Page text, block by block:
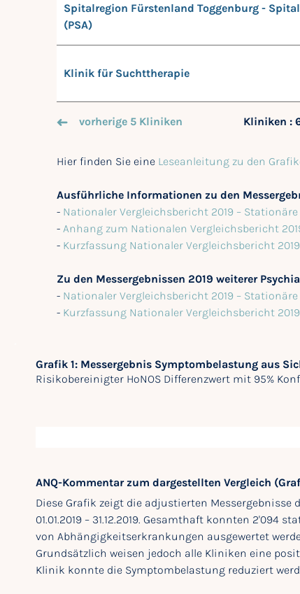
Spitalregion Fürstenland Toggenburg -
(PSA)
Klinik für Suchttherapie
vorherige 5 Kliniken Kliniken :
Hier finden Sie eine Leseanleitung zu den
Ausführliche Informationen zu den
- Nationaler Vergleichsbericht 2019 –
- Anhang zum Nationalen Vergleichsbericht
- Kurzfassung Nationaler Vergleichsbericht
Zu den Messergebnissen 2019 weiterer
- Nationaler Vergleichsbericht 2019 –
- Kurzfassung Nationaler Vergleichsbericht
Grafik 1: Messergebnis Symptombelastung aus
Risikobereinigter HoNOS Differenzwert mit 95%
ANQ-Kommentar zum dargestellten Vergleich
Diese Grafik zeigt die adjustierten
01.01.2019 – 31.12.2019. Gesamthaft konnten 2'094
von Abhängigkeitserkrankungen ausgewertet
Grundsätzlich weisen jedoch alle Kliniken eine
Klinik konnte die Symptombelastung reduziert